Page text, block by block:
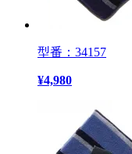
型番：34157
¥4,980